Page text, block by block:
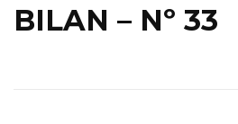
BILAN – Nº 33